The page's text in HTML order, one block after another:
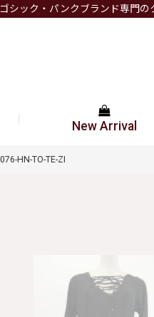
シック・パンクブランド専門の
New Arrival
HN-TO-TE-ZI